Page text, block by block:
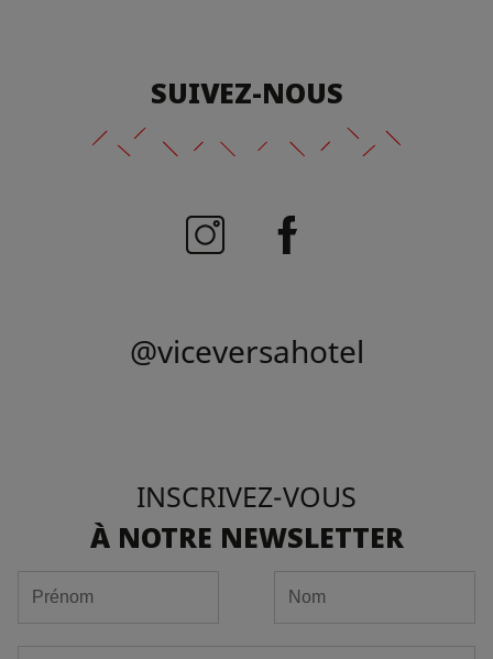
SUIVEZ-NOUS
@viceversahotel
INSCRIVEZ-VOUS
À NOTRE NEWSLETTER